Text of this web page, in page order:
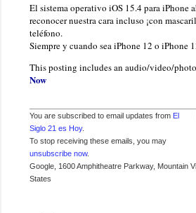
El sistema operativo iOS 15.4 para iPhone
reconocer nuestra cara incluso ¡con
teléfono.
Siempre y cuando sea iPhone 12 o iPhone
This posting includes an audio/video/
Now
You are subscribed to email updates from El
Siglo 21 es Hoy.
To stop receiving these emails, you may
unsubscribe now.
Google, 1600 Amphitheatre Parkway, Mountain
States